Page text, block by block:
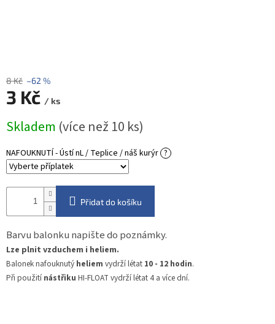
8 Kč –62 %
3 Kč / ks
cena:
Skladem (více než 10 ks)
NAFOUKNUTÍ - Ústí nL / Teplice / náš kurýr ?
Přidat do košíku
Barvu balonku napište do poznámky.
Lze plnit vzduchem i heliem.
Balonek nafouknutý heliem vydrží létat 10 - 12 hodin.
Při použití nástřiku HI-FLOAT vydrží létat 4 a více dní.